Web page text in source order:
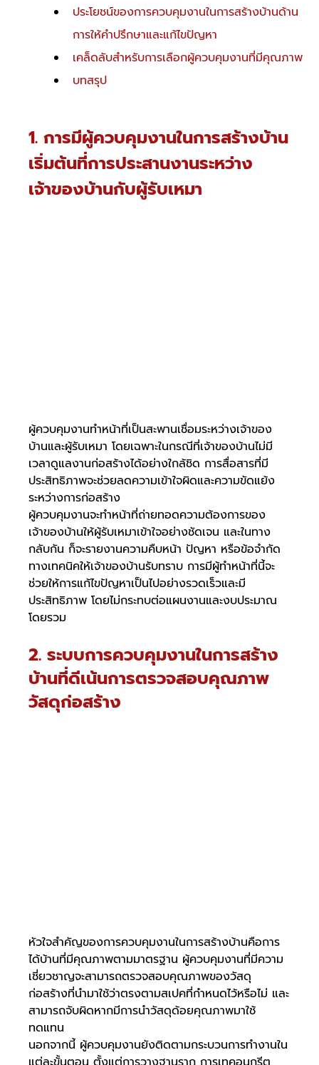
ประโยชน์ของการควบคุมงานในการสร้างบ้านด้าน
การให้คำปรึกษาและแก้ไขปัญหา
เคล็ดลับสำหรับการเลือกผู้ควบคุมงานที่มีคุณภาพ
บทสรุป
1. การมีผู้ควบคุมงานในการสร้างบ้าน
เริ่มต้นที่การประสานงานระหว่าง
เจ้าของบ้านกับผู้รับเหมา
ผู้ควบคุมงานทำหน้าที่เป็นสะพานเชื่อมระหว่างเจ้าของ
บ้านและผู้รับเหมา โดยเฉพาะในกรณีที่เจ้าของบ้านไม่มี
เวลาดูแลงานก่อสร้างได้อย่างใกล้ชิด การสื่อสารที่มี
ประสิทธิภาพจะช่วยลดความเข้าใจผิดและความขัดแย้ง
ระหว่างการก่อสร้าง
ผู้ควบคุมงานจะทำหน้าที่ถ่ายทอดความต้องการของ
เจ้าของบ้านให้ผู้รับเหมาเข้าใจอย่างชัดเจน และในทาง
กลับกัน ก็จะรายงานความคืบหน้า ปัญหา หรือข้อจำกัด
ทางเทคนิคให้เจ้าของบ้านรับทราบ การมีผู้ทำหน้าที่นี้จะ
ช่วยให้การแก้ไขปัญหาเป็นไปอย่างรวดเร็วและมี
ประสิทธิภาพ โดยไม่กระทบต่อแผนงานและงบประมาณ
โดยรวม
2. ระบบการควบคุมงานในการสร้าง
บ้านที่ดีเน้นการตรวจสอบคุณภาพ
วัสดุก่อสร้าง
หัวใจสำคัญของการควบคุมงานในการสร้างบ้านคือการ
ได้บ้านที่มีคุณภาพตามมาตรฐาน ผู้ควบคุมงานที่มีความ
เชี่ยวชาญจะสามารถตรวจสอบคุณภาพของวัสดุ
ก่อสร้างที่นำมาใช้ว่าตรงตามสเปคที่กำหนดไว้หรือไม่ และ
สามารถจับผิดหากมีการนำวัสดุด้อยคุณภาพมาใช้
ทดแทน
นอกจากนี้ ผู้ควบคุมงานยังติดตามกระบวนการทำงานใน